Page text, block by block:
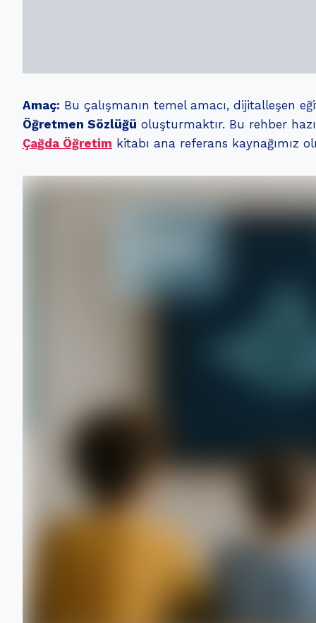
Amaç: Bu çalışmanın temel amacı, dijitalleşen
Öğretmen Sözlüğü oluşturmaktır. Bu rehber
Çağda Öğretim kitabı ana referans kaynağımız